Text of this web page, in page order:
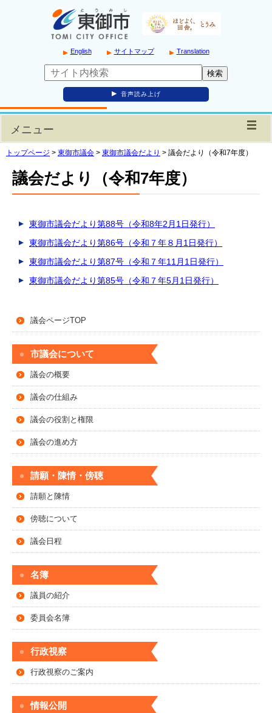
English サイトマップ Translation
音声読み上げ
メニュー
トップページ > 東御市議会 > 東御市議会だより > 議会だより（令和7年度）
議会だより（令和7年度）
東御市議会だより第88号（令和8年2月1日発行）
東御市議会だより第86号（令和７年８月1日発行）
東御市議会だより第87号（令和７年11月1日発行）
東御市議会だより第85号（令和７年5月1日発行）
議会ページTOP
市議会について
議会の概要
議会の仕組み
議会の役割と権限
議会の進め方
請願・陳情・傍聴
請願と陳情
傍聴について
議会日程
名簿
議員の紹介
委員会名簿
行政視察
行政視察のご案内
情報公開